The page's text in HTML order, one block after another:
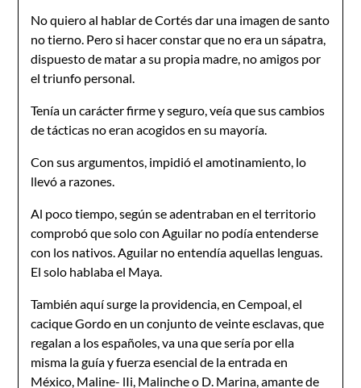
No quiero al hablar de Cortés dar una imagen de santo
no tierno. Pero si hacer constar que no era un sápatra,
dispuesto de matar a su propia madre, no amigos por
el triunfo personal.
Tenía un carácter firme y seguro, veía que sus cambios
de tácticas no eran acogidos en su mayoría.
Con sus argumentos, impidió el amotinamiento, lo
llevó a razones.
Al poco tiempo, según se adentraban en el territorio
comprobó que solo con Aguilar no podía entenderse
con los nativos. Aguilar no entendía aquellas lenguas.
El solo hablaba el Maya.
También aquí surge la providencia, en Cempoal, el
cacique Gordo en un conjunto de veinte esclavas, que
regalan a los españoles, va una que sería por ella
misma la guía y fuerza esencial de la entrada en
México, Maline- lIi, Malinche o D. Marina, amante de